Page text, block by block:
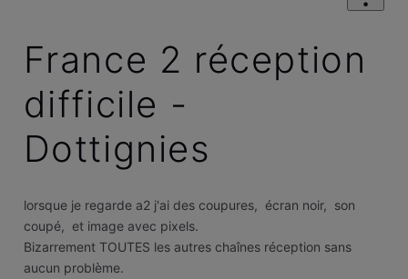
France 2 réception
difficile -
Dottignies
lorsque je regarde a2 j'ai des coupures, écran noir, son
coupé, et image avec pixels.
Bizarrement TOUTES les autres chaînes réception sans
aucun problème.